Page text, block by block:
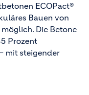
ECOPact®
Bauen von
Die Betone
Prozent
mit steigender